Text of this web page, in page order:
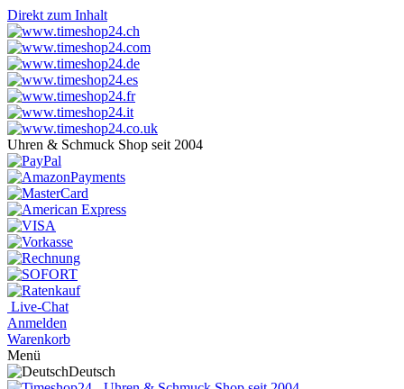
Direkt zum Inhalt
Uhren & Schmuck Shop seit 2004
Live-Chat
Anmelden
Warenkorb
Menü
Deutsch